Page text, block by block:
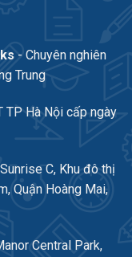
- Chuyên nghiên
Trung
TP Hà Nội cấp ngày
C, Khu đô thị
Quận Hoàng Mai,
Central Park,